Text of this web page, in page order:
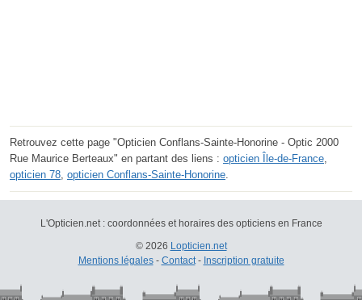
Retrouvez cette page "Opticien Conflans-Sainte-Honorine - Optic 2000
Rue Maurice Berteaux" en partant des liens : opticien Île-de-France,
opticien 78, opticien Conflans-Sainte-Honorine.
L'Opticien.net : coordonnées et horaires des opticiens en France
© 2026 Lopticien.net
Mentions légales- Contact- Inscription gratuite